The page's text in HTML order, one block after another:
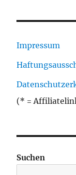
Impressum
(* =
Suchen